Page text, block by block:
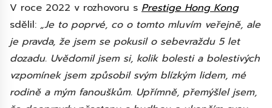
V roce 2022 v rozhovoru s Prestige Hong Kong
sdělil: „Je to poprvé, co o tomto mluvím veřejně, ale
je pravda, že jsem se pokusil o sebevraždu 5 let
dozadu. Uvědomil jsem si, kolik bolesti a bolestivých
vzpomínek jsem způsobil svým blízkým lidem, mé
rodině a mým fanouškům. Upřímně, přemýšlel jsem,